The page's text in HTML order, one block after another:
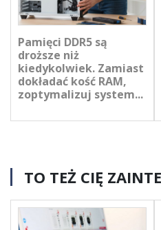
Pamięci DDR5 są
droższe niż
kiedykolwiek. Zamiast
dokładać kość RAM,
zoptymalizuj system...
TO TEŻ CIĘ